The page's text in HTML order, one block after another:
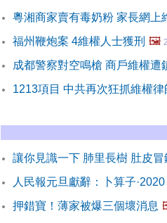
粵湘商家賣有毒奶粉 家長網上
福州鞭炮案 4維權人士獲刑 🖼️
成都警察對空鳴槍 商戶維權遭
1213項目 中共再次狂抓維權律
讓你見識一下 肺里長樹 肚皮冒
人民報元旦獻辭：卜算子·2020
押錯寶！薄家被爆三個壞消息